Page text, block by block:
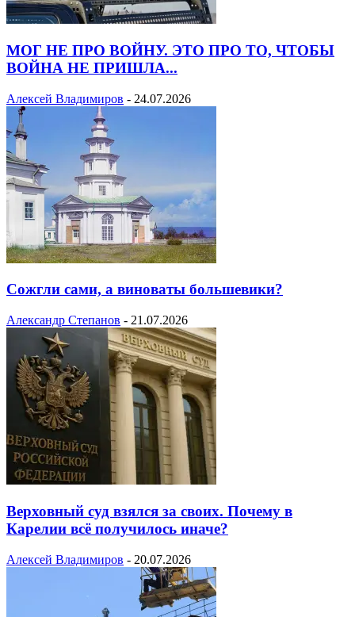
МОГ НЕ ПРО ВОЙНУ. ЭТО ПРО ТО, ЧТОБЫ
ВОЙНА НЕ ПРИШЛА...
Алексей Владимиров - 24.07.2026
Сожгли сами, а виноваты большевики?
Александр Степанов - 21.07.2026
Верховный суд взялся за своих. Почему в
Карелии всё получилось иначе?
Алексей Владимиров - 20.07.2026